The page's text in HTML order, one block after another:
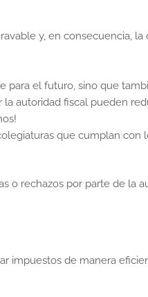
y, en consecuencia,
para el futuro, sino que
autoridad fiscal pueden
que cumplan
o rechazos por parte de la
impuestos de manera